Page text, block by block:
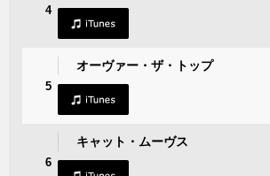
4
5
オーヴァー・ザ・トップ
6
キャット・ムーヴス